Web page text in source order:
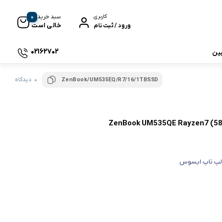
کاربری
ورود / ثبت نام
سبد خرید
خالی است
0
02162702
ZenBook/UM535EQ/R7/16/1TBSSD 0 دیدگاه
لپ تاپ ایسوس